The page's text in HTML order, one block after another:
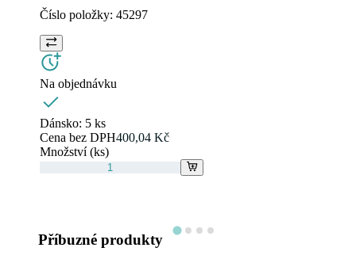
Číslo položky: 45297
Na objednávku
Dánsko: 5 ks
Cena bez DPH400,04 Kč
Množství (ks)
Příbuzné produkty